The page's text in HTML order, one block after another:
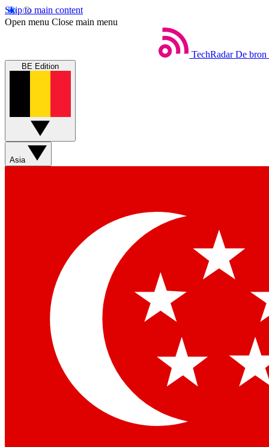
Skip to main content
Open menu Close main menu
TechRadar De bron
BE Edition
Asia